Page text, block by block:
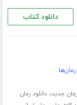
دانلود کتاب
رمان جدید،دانلود رمان